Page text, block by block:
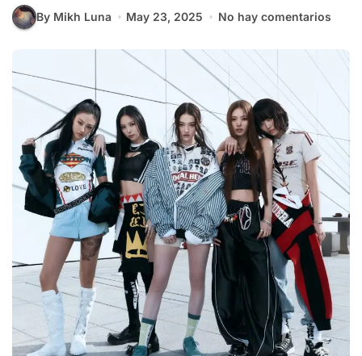
By Mikh Luna May 23, 2025 No hay comentarios